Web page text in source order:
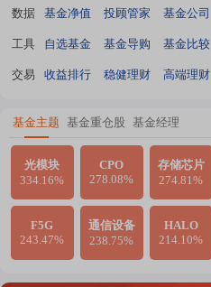
数据 基金净值 投顾管家 基金公司
工具 自选基金 基金导购 基金比较
交易 收益排行 稳健理财 高端理财
基金主题 基金重仓股 基金经理
光模块
334.16%
CPO
278.08%
存储芯片
274.81%
F5G
243.47%
通信设备
238.75%
HALO
214.10%